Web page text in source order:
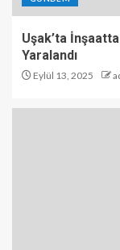
Uşak’ta
Yaralandı
Eylül 13, 2025